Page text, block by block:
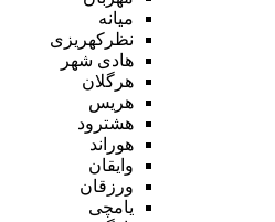
میانه
نظرکهریزی
هادی شهر
هرگلان
هریس
هشترود
هوراند
وایقان
ورزقان
یامچی